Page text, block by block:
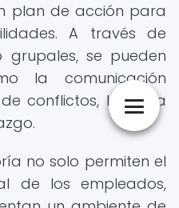
plan de acción para
A través de
grupales, se pueden
la comunicación
conflictos, la toma
no solo permiten el
de los empleados,